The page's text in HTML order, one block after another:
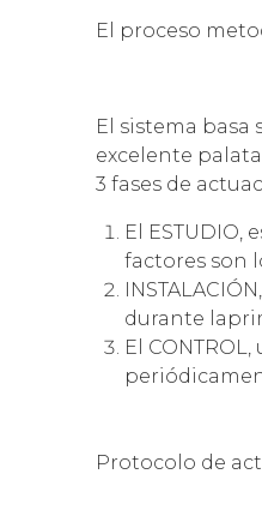
El proceso
El sistema
excelente
3 fases de
El ESTUDIO,
factores son
durante
El
Protocolo de